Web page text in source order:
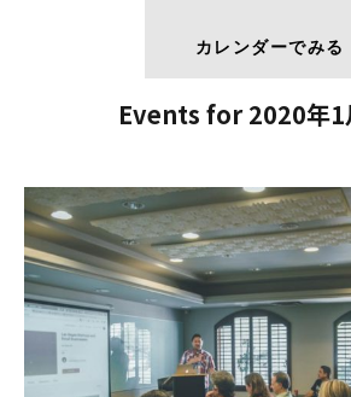
カレンダーでみる
Events for 2020年1